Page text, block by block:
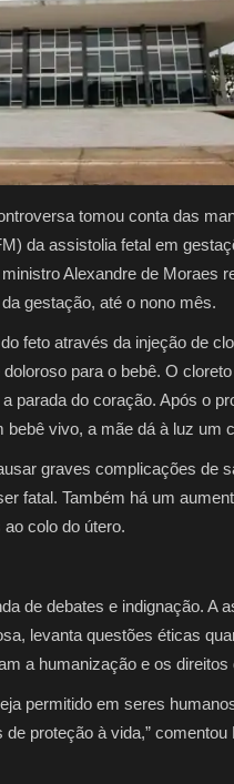
tomou conta das
da assistolia fetal em
Alexandre de Moraes
gestação, até o nono mês.
feto através da injeção de
para o bebê. O
parada do coração. Após o
vivo, a mãe dá à luz um
graves complicações de
fatal. Também há um
colo do útero.
de debates e indignação. A
levanta questões éticas
a humanização e os direitos
permitido em seres
proteção à vida,”